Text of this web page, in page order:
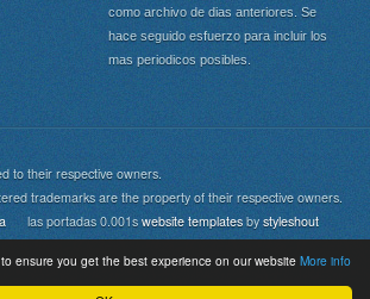
ensure you get the best experience on our website More info
como archivo de dias anteriores. Se
hace seguido esfuerzo para incluir los
mas periodicos posibles.
to their respective owners.
trademarks are the property of their respective owners.
las portadas 0.001s website templates bystyleshout